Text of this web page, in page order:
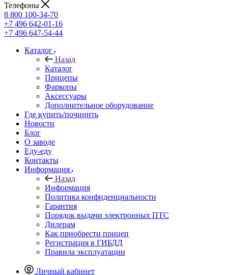
Телефоны
8 800 100-34-70
+7 496 642-01-16
+7 496 647-54-44
Каталог
Назад
Каталог
Прицепы
Фаркопы
Аксессуары
Дополнительное оборудование
Где купить/починить
Новости
Блог
О заводе
Еду-еду
Контакты
Информация
Назад
Информация
Политика конфиденциальности
Гарантия
Порядок выдачи электронных ПТС
Дилерам
Как приобрести прицеп
Регистрация в ГИБДД
Правила эксплуатации
Личный кабинет